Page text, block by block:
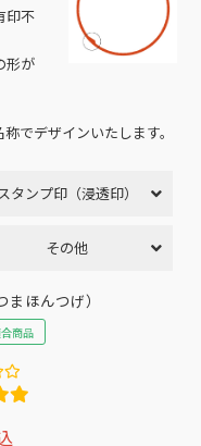
印不
形が
でデザインいたします。
スタンプ印（浸透印）
その他
まほんつげ）
商品